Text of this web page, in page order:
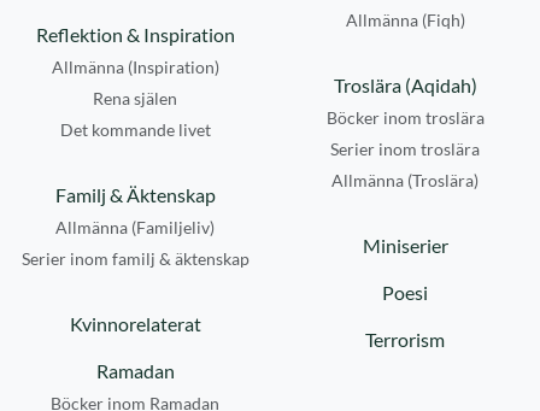
Allmänna (Fiqh)
Reflektion & Inspiration
Allmänna (Inspiration)
Rena själen
Det kommande livet
Troslära (Aqidah)
Böcker inom troslära
Serier inom troslära
Allmänna (Troslära)
Familj & Äktenskap
Allmänna (Familjeliv)
Serier inom familj & äktenskap
Miniserier
Poesi
Kvinnorelaterat
Terrorism
Ramadan
Böcker inom Ramadan